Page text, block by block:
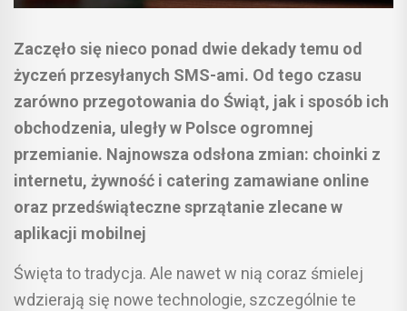
Zaczęło się nieco ponad dwie dekady temu od
życzeń przesyłanych SMS-ami. Od tego czasu
zarówno przegotowania do Świąt, jak i sposób ich
obchodzenia, uległy w Polsce ogromnej
przemianie. Najnowsza odsłona zmian: choinki z
internetu, żywność i catering zamawiane online
oraz przedświąteczne sprzątanie zlecane w
aplikacji mobilnej
Święta to tradycja. Ale nawet w nią coraz śmielej
wdzierają się nowe technologie, szczególnie te